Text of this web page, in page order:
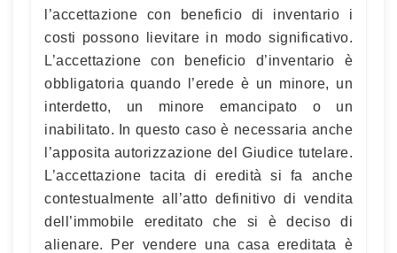
l’accettazione con beneficio di inventario i
costi possono lievitare in modo significativo.
L’accettazione con beneficio d’inventario è
obbligatoria quando l’erede è un minore, un
interdetto, un minore emancipato o un
inabilitato. In questo caso è necessaria anche
l’apposita autorizzazione del Giudice tutelare.
L’accettazione tacita di eredità si fa anche
contestualmente all’atto definitivo di vendita
dell’immobile ereditato che si è deciso di
alienare. Per vendere una casa ereditata è